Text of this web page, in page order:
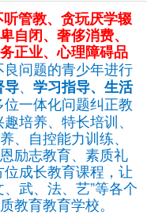
管教、 贪玩厌学辍
自闭、奢侈消费、
正业、心理障碍品
良问题的青少年进行
导、 学习指导、生活
位一体化问题纠正教
培养、特长培训、
、自控能力训练、
励志教育、素质礼
成长教育课程，让
武、法、艺”等各个
教育教育学校。